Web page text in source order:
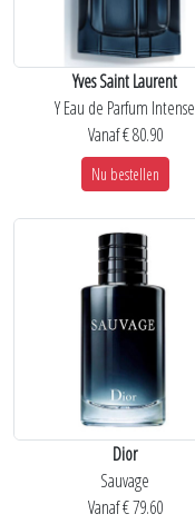
Yves Saint Laurent
Y Eau de Parfum Intense
Vanaf € 80.90
Nu bestellen
Dior
Sauvage
Vanaf € 79.60